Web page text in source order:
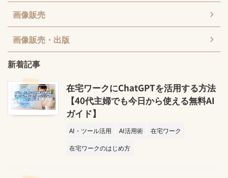
画像販売
画像販売・出版
新着記事
在宅ワークにChatGPTを活用する方法
【40代主婦でも今日から使える無料AI
ガイド】
AI・ツール活用 AI活用術
在宅ワーク
在宅ワークのはじめ方